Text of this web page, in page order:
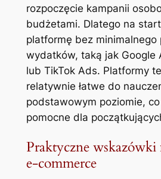
rozpoczęcie kampanii
budżetami. Dlatego na
platformę bez minimalnego
wydatków, taką jak Google
lub TikTok Ads. Platformy
relatywnie łatwe do
podstawowym poziomie,
pomocne dla
Praktyczne
e-commerce